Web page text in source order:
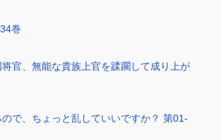
巻
官、無能な貴族上官を蹂躙して成り上が
で、ちょっと乱していいですか？ 第01-